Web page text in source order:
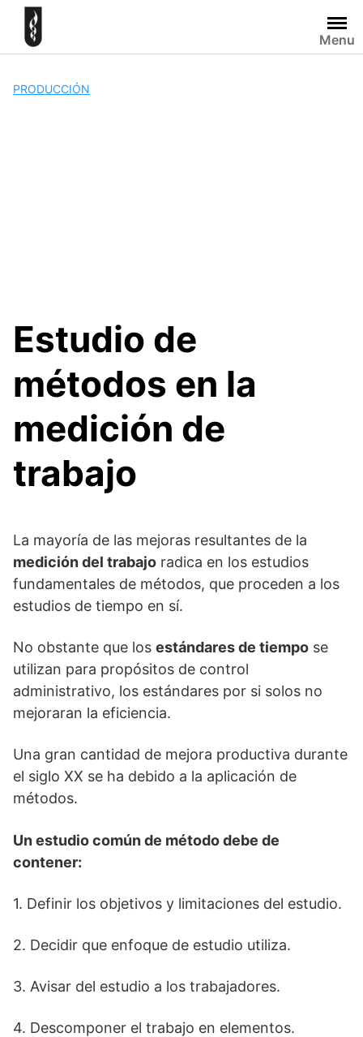
Skip
content
Menu
PRODUCCIÓN
Estudio de
métodos en la
medición de
trabajo
La mayoría de las mejoras resultantes de la
medición del trabajo radica en los estudios
fundamentales de métodos, que proceden a los
estudios de tiempo en sí.
No obstante que los estándares de tiempo se
utilizan para propósitos de control
administrativo, los estándares por si solos no
mejoraran la eficiencia.
Una gran cantidad de mejora productiva durante
el siglo XX se ha debido a la aplicación de
métodos.
Un estudio común de método debe de
contener:
1. Definir los objetivos y limitaciones del estudio.
2. Decidir que enfoque de estudio utiliza.
3. Avisar del estudio a los trabajadores.
4. Descomponer el trabajo en elementos.